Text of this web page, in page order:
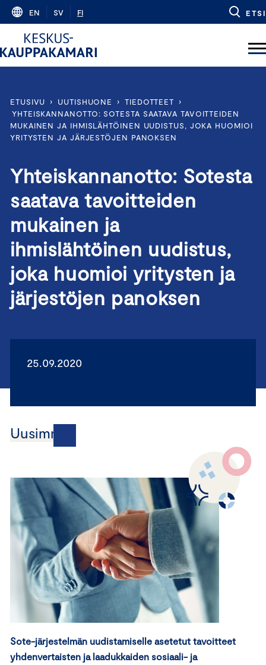
Skip
content
EN SV FI ETSI
ETUSIVU › UUTISHUONE › TIEDOTTEET
›
YHTEISKANNANOTTO: SOTESTA SAATAVA TAVOITTEIDEN
MUKAINEN JA IHMISLÄHTÖINEN UUDISTUS, JOKA HUOMIOI
YRITYSTEN JA JÄRJESTÖJEN PANOKSEN
Yhteiskannanotto: Sotesta
saatava tavoitteiden
mukainen ja
ihmislähtöinen uudistus,
joka huomioi yritysten ja
järjestöjen panoksen
25.09.2020
Uusimmat
Sote-järjestelmän uudistamiselle asetetut tavoitteet
yhdenvertaisten ja laadukkaiden sosiaali- ja